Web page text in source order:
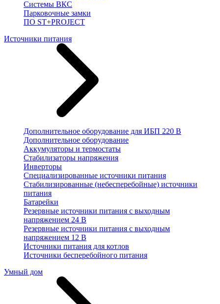
Системы ВКС
Парковочные замки
ПО ST+PROJECT
Источники питания
Дополнительное оборудование для ИБП 220 В
Дополнительное оборудование
Аккумуляторы и термостаты
Стабилизаторы напряжения
Инверторы
Специализированные источники питания
Стабилизированные (небесперебойные) источники
питания
Батарейки
Резервные источники питания с выходным
напряжением 24 В
Резервные источники питания с выходным
напряжением 12 В
Источники питания для котлов
Источники бесперебойного питания
Умный дом